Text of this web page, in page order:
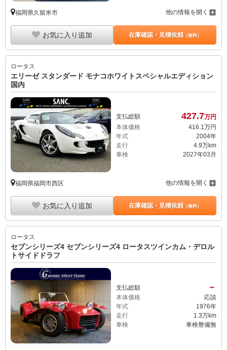
福岡県久留米市 他の情報を開く
お気に入り追加 在庫確認・見積依頼（無料）
ロータス
エリーゼ スタンダード モナコホワイトスペシャルエディション
国内
支払総額 427.7万円
本体価格
416. 1 万円
年式
2004年
走行
4.9万km
車検
2027年03月
福岡県福岡市西区 他の情報を開く
お気に入り追加 在庫確認・見積依頼（無料）
ロータス
セブンシリーズ4 セブンシリーズ4 ロータスツインカム・デロル
トサイドドラフ
支払総額 －
本体価格
応談
年式
1976年
走行
1.3万km
車検
車検整備無